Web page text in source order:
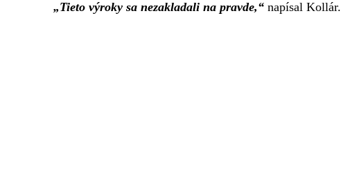
„Tieto výroky sa nezakladali na pravde,“ napísal Kollár.